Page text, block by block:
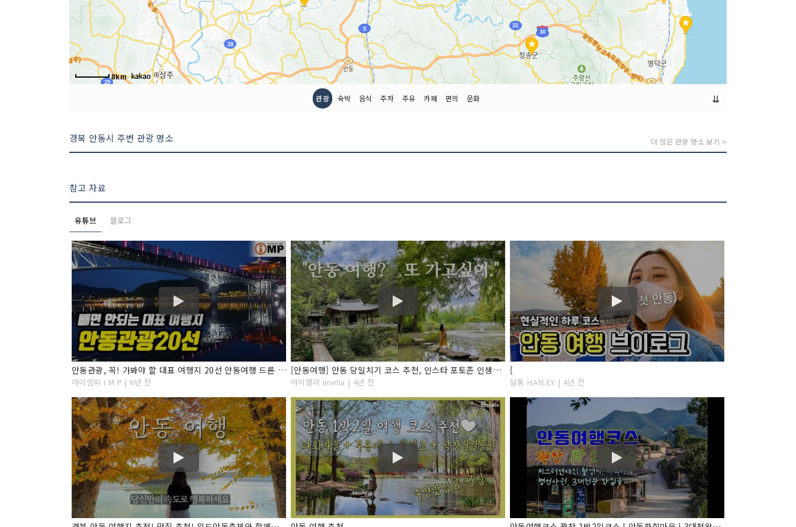
8km
관광 숙박 음식 주차 주유 카페 편의 문화 ⇊
경북 안동시 주변 관광 명소 더 많은 관광 명소 보기 >
참고 자료
유튜브 블로그
안동관광, 꼭! 가봐야 할 대표 여행지 20선 안동여행 드론 영상
아이엠피 I M P | 6년 전
[안동여행] 안동 당일치기 코스 추천, 인스타 포토존 인생샷 명소 (낙강물길공원, 만휴정, 안동찜닭골목, 맘모스베이커리, 미드레인지 카페)
아이멜라 Imella | 4년 전
[
달통 HAYLEY | 4년 전